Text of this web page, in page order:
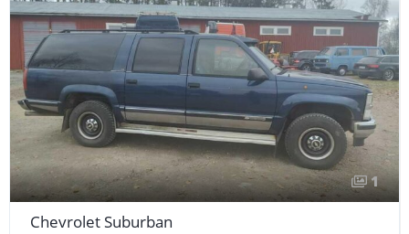
1
Chevrolet Suburban